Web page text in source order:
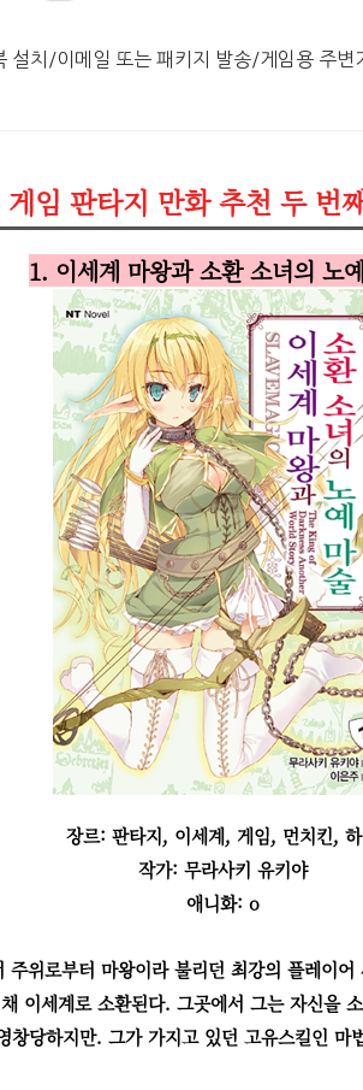
치/이메일 또는 패키지 발송/게임용 주변
게임 판타지 만화 추천 두 번
1. 이세계 마왕과 소환 소녀의 노
장르: 판타지, 이세계, 게임, 먼치킨,
작가: 무라사키 유키야
애니화: o
위로부터 마왕이라 불리던 최강의 플레이
이세계로 소환된다. 그곳에서 그는 자신을
창당하지만. 그가 가지고 있던 고유스킬인